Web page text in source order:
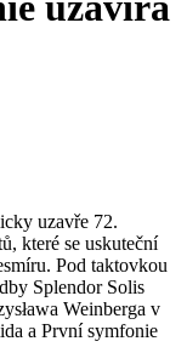
uzavře 72.
které se uskuteční
Pod taktovkou
Splendor Solis
Weinberga v
a První symfonie